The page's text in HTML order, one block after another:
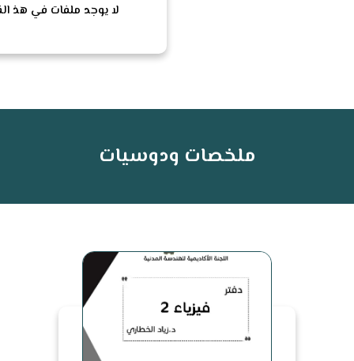
لا يوجد ملفات في هذ
ملخصات ودوسيات